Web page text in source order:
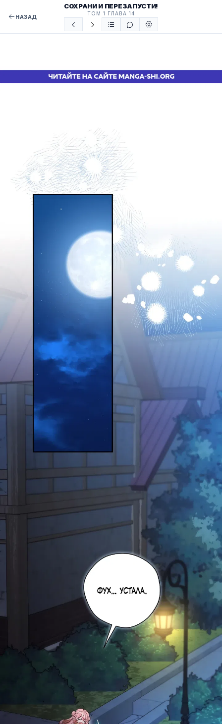
НАЗАД
СОХРАНИ И ПЕРЕЗАПУСТИ!
ТОМ 1 ГЛАВА 14